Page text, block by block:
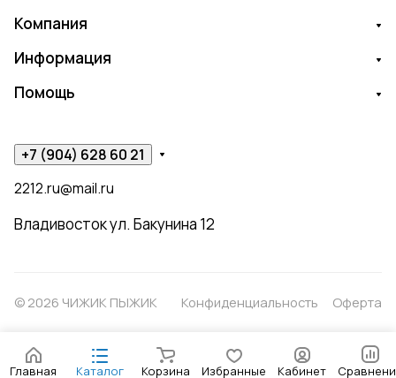
Главная Каталог Корзина Избранные Кабинет
Компания
Информация
Помощь
+7 (904) 628 60 21
2212.ru@mail.ru
Владивосток ул. Бакунина 12
© 2026 ЧИЖИК ПЫЖИК Конфиденциальность Оферта